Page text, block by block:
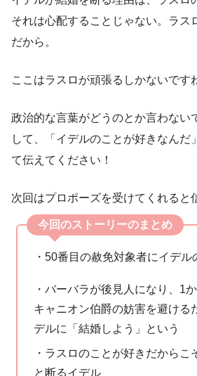
それは心配することじゃない。ラス
だから。
ここはラスロが頑張るしかないです
政治的な言葉がどうのとか言わない
して、「イデルのことが好きなんだ
て伝えてください！
次回はプロポーズを受けてくれると
今回のストーリーのまとめ
・50番目の赦免対象者にイデル
・バーバラが後見人になり、1
キャニオン伯爵の妨害を避ける
デルに「結婚しよう」という
・ラスロのことが好きだからこ
と断るイデル